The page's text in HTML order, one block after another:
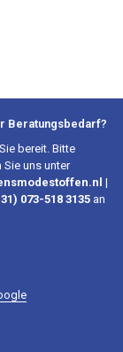
Beratungsbedarf?
bereit. Bitte
Sie uns unter
|
073-518 3135 an